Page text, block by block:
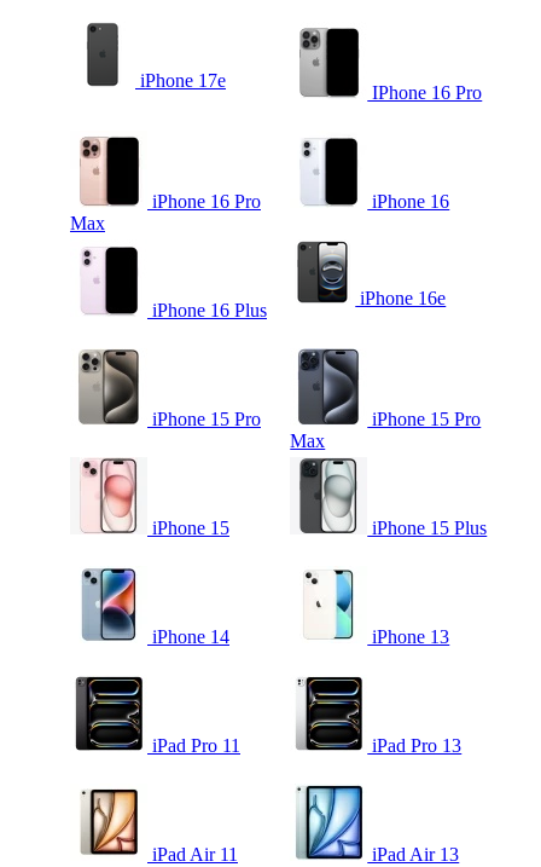
iPhone 17e
IPhone 16 Pro
iPhone 16 Pro
Max
iPhone 16
iPhone 16 Plus
iPhone 16e
iPhone 15 Pro
iPhone 15 Pro
Max
iPhone 15 iPhone 15 Plus
iPhone 14 iPhone 13
iPad Pro 11 iPad Pro 13
iPad Air 11 iPad Air 13